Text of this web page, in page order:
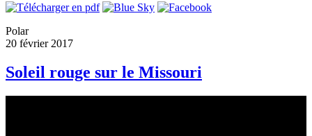
Polar
20 février 2017
Soleil rouge sur le Missouri